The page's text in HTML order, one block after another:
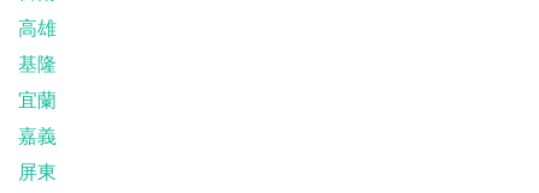
高雄
基隆
宜蘭
嘉義
屏東